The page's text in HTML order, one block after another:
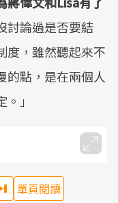
討論過是否要結
度，雖然聽起來不
的點，是在兩個人
」
單頁閱讀